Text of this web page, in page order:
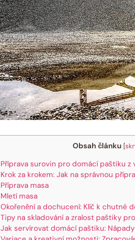
Obsah článku [
Příprava surovin pro domácí paštiku z
Krok za krokem: Jak na správnou
Příprava masa
Mletí masa
Okořenění a dochucení: Klíč k chutné
Tipy na skladování a zralost paštiky
Jak servírovat domácí paštiku: